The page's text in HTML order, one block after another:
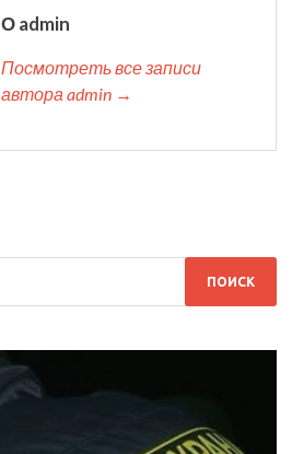
О admin
Посмотреть все записи
автора admin →